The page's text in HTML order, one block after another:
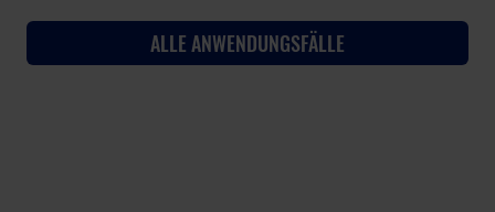
ALLE ANWENDUNGSFÄLLE